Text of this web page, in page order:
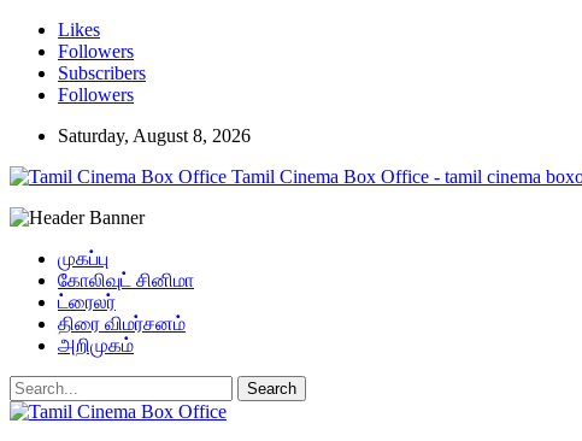
Likes
Followers
Subscribers
Followers
Saturday, August 8, 2026
Tamil Cinema Box Office - tamil cinema
முகப்பு
கோலிவுட் சினிமா
ட்ரைலர்
திரை விமர்சனம்
அறிமுகம்